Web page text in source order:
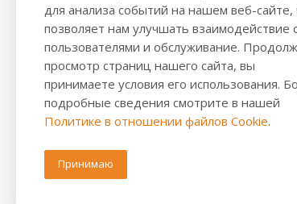
2016-2026 © VALBERGSAFE.RU —
стеллажей, металлических дверей.
Информация о розничных ценах,
положениями из Статьи 437 ч.2 ГК РФ.
для анализа событий на нашем веб-сайте,
позволяет нам улучшать взаимодействие
пользователями и обслуживание.
просмотр страниц нашего сайта, вы
принимаете условия его использования.
подробные сведения смотрите в нашей
Политике в отношении файлов Cookie.
Принимаю